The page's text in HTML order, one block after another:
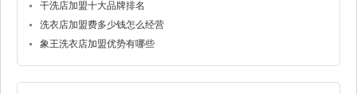
干洗店加盟十大品牌排名
洗衣店加盟费多少钱怎么经营
象王洗衣店加盟优势有哪些